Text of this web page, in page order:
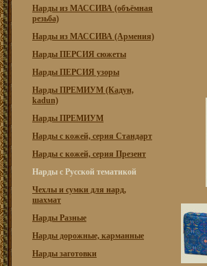
Нарды из МАССИВА (объёмная
резьба)
Нарды из МАССИВА (Армения)
Нарды ПЕРСИЯ сюжеты
Нарды ПЕРСИЯ узоры
Нарды ПРЕМИУМ (Кадун,
kadun)
Нарды ПРЕМИУМ
Нарды с кожей, серия Стандарт
Нарды с кожей, серия Презент
Нарды с Русской тематикой
Чехлы и сумки для нард,
шахмат
Нарды Разные
Нарды дорожные, карманные
Нарды заготовки